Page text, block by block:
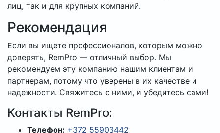
лиц, так и для крупных компаний.
Рекомендация
Если вы ищете профессионалов, которым можно
доверять, RemPro — отличный выбор. Мы
рекомендуем эту компанию нашим клиентам и
партнерам, потому что уверены в их качестве и
надежности. Свяжитесь с ними, и убедитесь сами!
Контакты RemPro:
Телефон: +372 55903442